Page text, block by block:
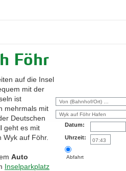
Föhr
Datum:
Uhrzeit:
Abfahrt
auf die Insel
mit der
ist
mehrmals mit
Deutschen
geht es mit
Wyk auf Föhr.
Auto
Inselparkplatz